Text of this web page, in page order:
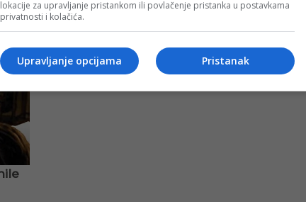
lokacije za upravljanje pristankom ili povlačenje pristanka u postavkama
privatnosti i kolačića.
Pristanak
Upravljanje opcijama